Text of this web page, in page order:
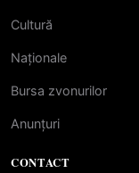
Cultură
Naționale
Bursa zvonurilor
Anunțuri
CONTACT